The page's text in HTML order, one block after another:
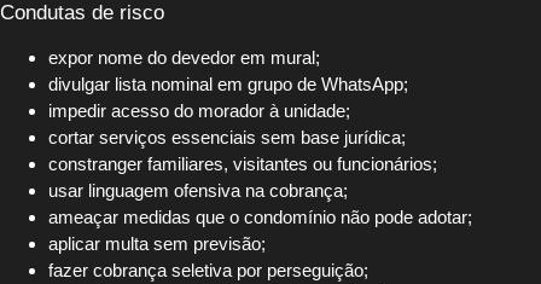
Condutas de risco
expor nome do devedor em mural;
divulgar lista nominal em grupo de WhatsApp;
impedir acesso do morador à unidade;
cortar serviços essenciais sem base jurídica;
constranger familiares, visitantes ou funcionários;
usar linguagem ofensiva na cobrança;
ameaçar medidas que o condomínio não pode adotar;
aplicar multa sem previsão;
fazer cobrança seletiva por perseguição;